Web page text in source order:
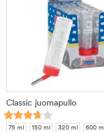
Classic juomapullo
75 ml 150 ml 320 ml
600 ml